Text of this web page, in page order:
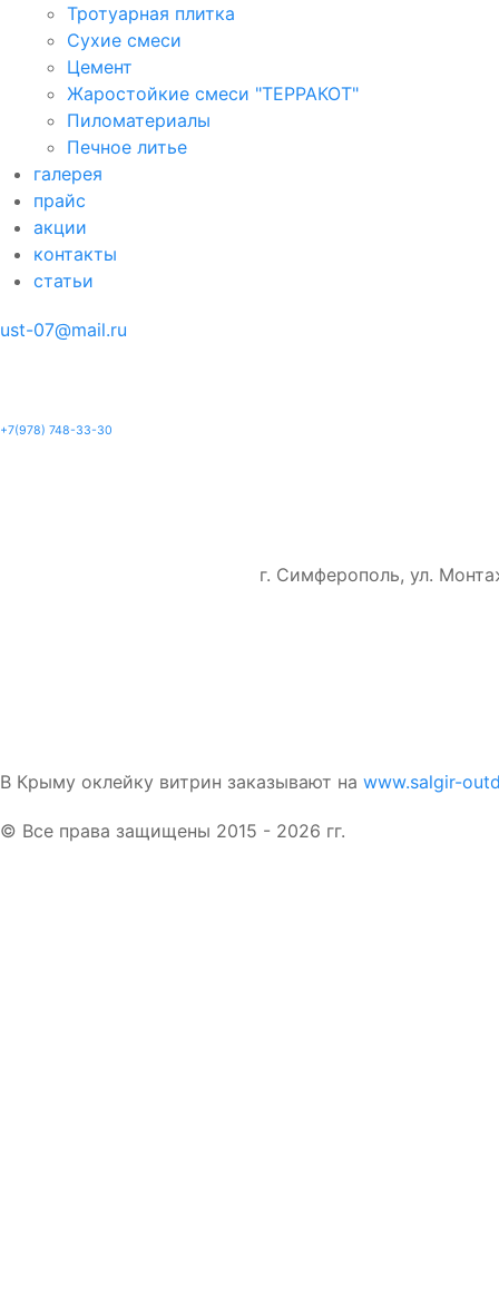
Тротуарная плитка
Сухие смеси
Цемент
Жаростойкие смеси "ТЕРРАКОТ"
Пиломатериалы
Печное литье
галерея
прайс
акции
контакты
cтатьи
ust-07@mail.ru
+7(978) 748-33-30
г. Симферополь, ул.
В Крыму оклейку витрин заказывают на www.salgir-
© Все права защищены 2015 - 2026 гг.